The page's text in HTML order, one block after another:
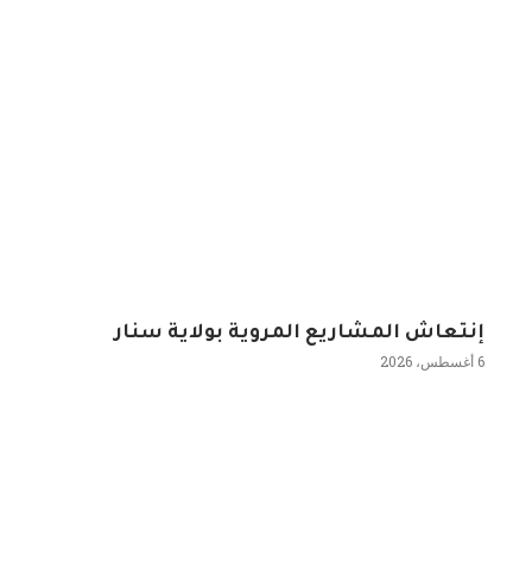
إنتعاش المشاريع المروية بولاية سنار
6 أغسطس، 2026